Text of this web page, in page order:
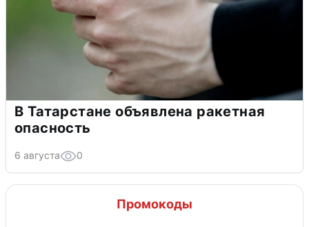
В Татарстане объявлена ракетная
опасность
6 августа 0
Промокоды